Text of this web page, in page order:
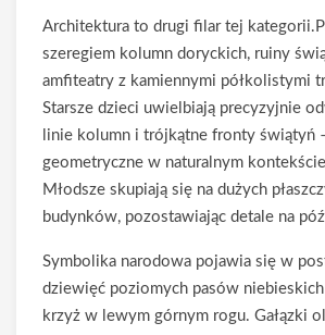
Architektura to drugi filar tej
szeregiem kolumn doryckich, ruiny
amfiteatry z kamiennymi półkolistymi
Starsze dzieci uwielbiają precyzyjnie
linie kolumn i trójkątne fronty świątyń
geometryczne w naturalnym
Młodsze skupiają się na dużych
budynków, pozostawiając detale na
Symbolika narodowa pojawia się w
dziewięć poziomych pasów niebieskich
krzyż w lewym górnym rogu. Gałązki